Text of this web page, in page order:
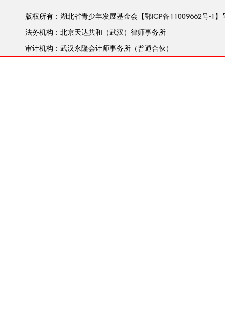
版权所有：湖北省青少年发展基金会【鄂ICP备11009662号-1 】
法务机构：北京天达共和（武汉）律师事务所
审计机构：武汉永隆会计师事务所（普通合伙）